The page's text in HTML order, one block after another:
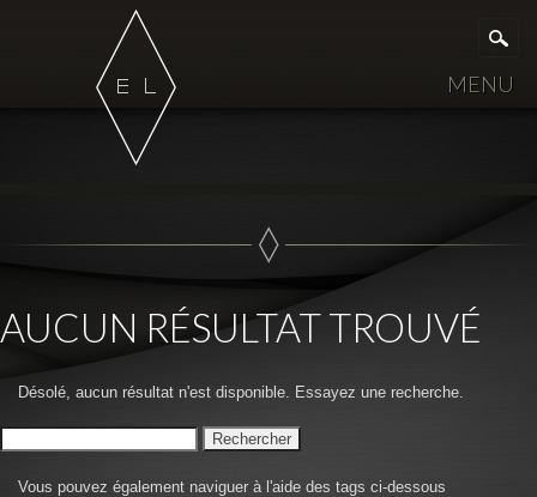
MENU
AUCUN RÉSULTAT TROUVÉ
Désolé, aucun résultat n'est disponible. Essayez une recherche.
Vous pouvez également naviguer à l'aide des tags ci-dessous